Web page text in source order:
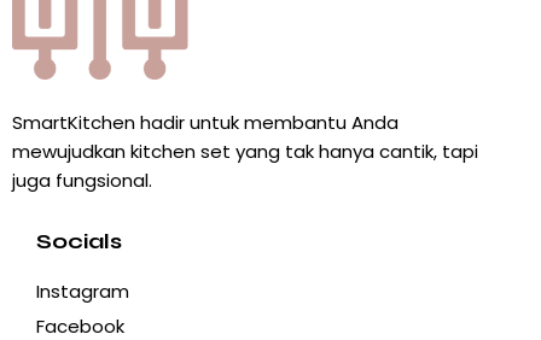
SmartKitchen hadir untuk membantu Anda
mewujudkan kitchen set yang tak hanya cantik, tapi
juga fungsional.
Socials
Instagram
Facebook